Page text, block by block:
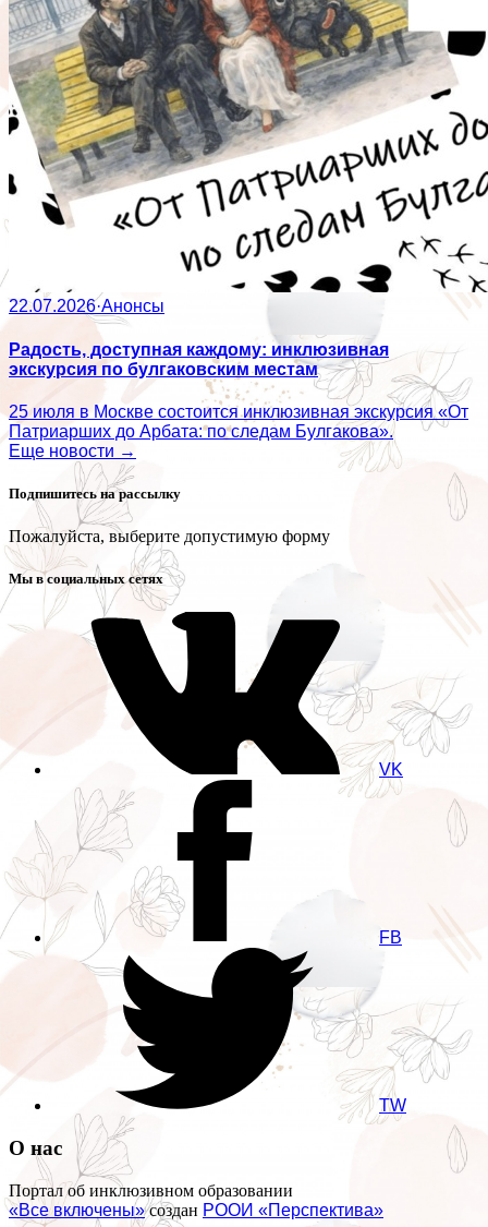
22.07.2026·Анонсы
Радость, доступная каждому: инклюзивная
экскурсия по булгаковским местам
25 июля в Москве состоится инклюзивная экскурсия «От
Патриарших до Арбата: по следам Булгакова».
Еще новости →
Подпишитесь на рассылку
Пожалуйста, выберите допустимую форму
Мы в социальных сетях
VK
FB
TW
О нас
Портал об инклюзивном образовании
«Все включены»создан РООИ «Перспектива»